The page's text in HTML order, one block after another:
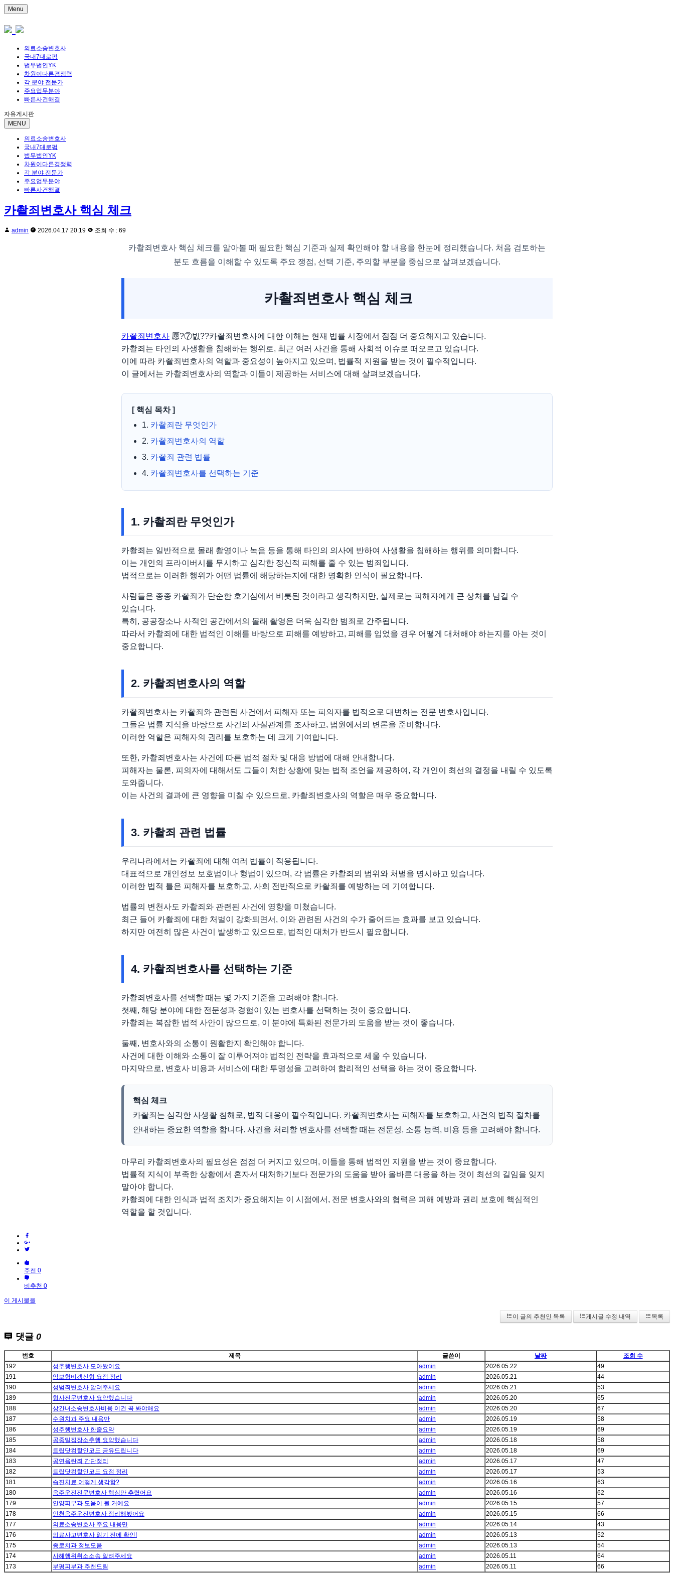
Menu
의료소송변호사
국내7대로펌
법무법인YK
차원이다른경쟁력
각 분야 전문가
주요업무분야
빠른사건해결
자유게시판
MENU
의료소송변호사
국내7대로펌
법무법인YK
차원이다른경쟁력
각 분야 전문가
주요업무분야
빠른사건해결
카촬죄변호사 핵심 체크
admin 2026.04.17 20:19 조회 수 : 69
카촬죄변호사 핵심 체크를 알아볼 때 필요한 핵심 기준과 실제 확인해야 할 내용을 한눈에 정리했습니다. 처음 검토하는
분도 흐름을 이해할 수 있도록 주요 쟁점, 선택 기준, 주의할 부분을 중심으로 살펴보겠습니다.
카촬죄변호사 핵심 체크
카촬죄변호사 愿?⑦빐??카촬죄변호사에 대한 이해는 현재 법률 시장에서 점점 더 중요해지고 있습니다.
카촬죄는 타인의 사생활을 침해하는 행위로, 최근 여러 사건을 통해 사회적 이슈로 떠오르고 있습니다.
이에 따라 카촬죄변호사의 역할과 중요성이 높아지고 있으며, 법률적 지원을 받는 것이 필수적입니다.
이 글에서는 카촬죄변호사의 역할과 이들이 제공하는 서비스에 대해 살펴보겠습니다.
[ 핵심 목차 ]
1. 카촬죄란 무엇인가
2. 카촬죄변호사의 역할
3. 카촬죄 관련 법률
4. 카촬죄변호사를 선택하는 기준
1. 카촬죄란 무엇인가
카촬죄는 일반적으로 몰래 촬영이나 녹음 등을 통해 타인의 의사에 반하여 사생활을 침해하는 행위를 의미합니다.
이는 개인의 프라이버시를 무시하고 심각한 정신적 피해를 줄 수 있는 범죄입니다.
법적으로는 이러한 행위가 어떤 법률에 해당하는지에 대한 명확한 인식이 필요합니다.
사람들은 종종 카촬죄가 단순한 호기심에서 비롯된 것이라고 생각하지만, 실제로는 피해자에게 큰 상처를 남길 수
있습니다.
특히, 공공장소나 사적인 공간에서의 몰래 촬영은 더욱 심각한 범죄로 간주됩니다.
따라서 카촬죄에 대한 법적인 이해를 바탕으로 피해를 예방하고, 피해를 입었을 경우 어떻게 대처해야 하는지를 아는 것이
중요합니다.
2. 카촬죄변호사의 역할
카촬죄변호사는 카촬죄와 관련된 사건에서 피해자 또는 피의자를 법적으로 대변하는 전문 변호사입니다.
그들은 법률 지식을 바탕으로 사건의 사실관계를 조사하고, 법원에서의 변론을 준비합니다.
이러한 역할은 피해자의 권리를 보호하는 데 크게 기여합니다.
또한, 카촬죄변호사는 사건에 따른 법적 절차 및 대응 방법에 대해 안내합니다.
피해자는 물론, 피의자에 대해서도 그들이 처한 상황에 맞는 법적 조언을 제공하여, 각 개인이 최선의 결정을 내릴 수 있도록
도와줍니다.
이는 사건의 결과에 큰 영향을 미칠 수 있으므로, 카촬죄변호사의 역할은 매우 중요합니다.
3. 카촬죄 관련 법률
우리나라에서는 카촬죄에 대해 여러 법률이 적용됩니다.
대표적으로 개인정보 보호법이나 형법이 있으며, 각 법률은 카촬죄의 범위와 처벌을 명시하고 있습니다.
이러한 법적 틀은 피해자를 보호하고, 사회 전반적으로 카촬죄를 예방하는 데 기여합니다.
법률의 변천사도 카촬죄와 관련된 사건에 영향을 미쳤습니다.
최근 들어 카촬죄에 대한 처벌이 강화되면서, 이와 관련된 사건의 수가 줄어드는 효과를 보고 있습니다.
하지만 여전히 많은 사건이 발생하고 있으므로, 법적인 대처가 반드시 필요합니다.
4. 카촬죄변호사를 선택하는 기준
카촬죄변호사를 선택할 때는 몇 가지 기준을 고려해야 합니다.
첫째, 해당 분야에 대한 전문성과 경험이 있는 변호사를 선택하는 것이 중요합니다.
카촬죄는 복잡한 법적 사안이 많으므로, 이 분야에 특화된 전문가의 도움을 받는 것이 좋습니다.
둘째, 변호사와의 소통이 원활한지 확인해야 합니다.
사건에 대한 이해와 소통이 잘 이루어져야 법적인 전략을 효과적으로 세울 수 있습니다.
마지막으로, 변호사 비용과 서비스에 대한 투명성을 고려하여 합리적인 선택을 하는 것이 중요합니다.
핵심 체크
카촬죄는 심각한 사생활 침해로, 법적 대응이 필수적입니다. 카촬죄변호사는 피해자를 보호하고, 사건의 법적 절차를
안내하는 중요한 역할을 합니다. 사건을 처리할 변호사를 선택할 때는 전문성, 소통 능력, 비용 등을 고려해야 합니다.
마무리 카촬죄변호사의 필요성은 점점 더 커지고 있으며, 이들을 통해 법적인 지원을 받는 것이 중요합니다.
법률적 지식이 부족한 상황에서 혼자서 대처하기보다 전문가의 도움을 받아 올바른 대응을 하는 것이 최선의 길임을 잊지
말아야 합니다.
카촬죄에 대한 인식과 법적 조치가 중요해지는 이 시점에서, 전문 변호사와의 협력은 피해 예방과 권리 보호에 핵심적인
역할을 할 것입니다.
추천 0
비추천 0
이 게시물을
이 글의 추천인 목록 게시글 수정 내역 목록
댓글 0
번호 제목 글쓴이 날짜
조회 수
192
성추행변호사 모아봤어요 admin 2026.05.22
49
191
암보험비갱신형 요점 정리 admin 2026.05.21
44
190
성범죄변호사 알려주세요 admin 2026.05.21
53
189
형사전문변호사 요약했습니다 admin 2026.05.20
65
188
상간녀소송변호사비용 이건 꼭 봐야해요 admin 2026.05.20
67
187
수원치과 주요 내용만 admin 2026.05.19
58
186
성추행변호사 한줄요약 admin 2026.05.19
69
185
공중밀집장소추행 요약했습니다 admin 2026.05.18
58
184
트립닷컴할인코드 공유드립니다 admin 2026.05.18
69
183
공연음란죄 간단정리 admin 2026.05.17
47
182
트립닷컴할인코드 요점 정리 admin 2026.05.17
53
181
습진치료 어떻게 생각함? admin 2026.05.16
63
180
음주운전전문변호사 핵심만 추렸어요 admin 2026.05.16
62
179
안양피부과 도움이 될 거예요 admin 2026.05.15
57
178
인천음주운전변호사 정리해봤어요 admin 2026.05.15
66
177
의료소송변호사 주요 내용만 admin 2026.05.14
43
176
의료사고변호사 읽기 전에 확인! admin 2026.05.13
52
175
종로치과 정보모음 admin 2026.05.13
54
174
사해행위취소소송 알려주세요 admin 2026.05.11
64
173
부평피부과 추천드림 admin 2026.05.11 66